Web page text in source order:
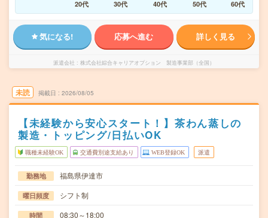
20代
30代 40代 50代 60代
気になる! 応募へ進む 詳しく見る
派遣会社 株式会社綜合キャリアオプション 製造事業部（全国）
未読 掲載日 2026/08/05
【未経験から安心スタート！】茶わん蒸しの
製造・トッピング/日払いOK
職種未経験OK 交通費別途支給あり WEB登録OK 派遣
勤務地 福島県伊達市
曜日頻度 シフト制
時間 08:30～18:00